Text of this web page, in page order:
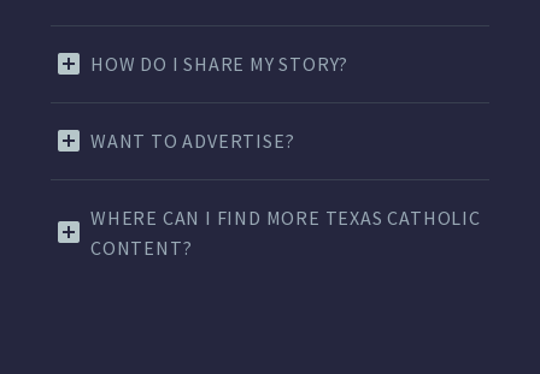
HOW DO I SHARE MY STORY?
WANT TO ADVERTISE?
WHERE CAN I FIND MORE TEXAS CATHOLIC
CONTENT?